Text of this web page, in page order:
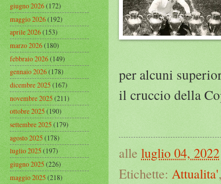
per alcuni
il cruccio della
alle luglio 04, 2022
Etichette: Attualita'
giugno 2026(172)
maggio 2026(192)
aprile 2026(153)
marzo 2026(180)
febbraio 2026(149)
gennaio 2026(178)
dicembre 2025(167)
novembre 2025(211)
ottobre 2025(190)
settembre 2025(179)
agosto 2025(178)
luglio 2025(197)
giugno 2025(226)
maggio 2025(218)